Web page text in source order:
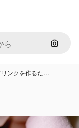
画像で
リンクを作るた…